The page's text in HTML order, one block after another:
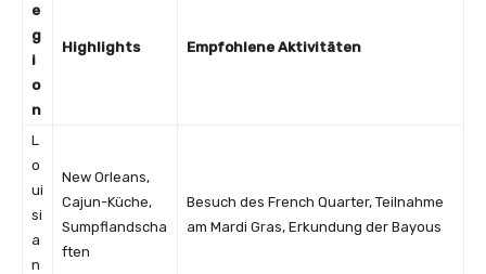
e
g
i
o
n
Highlights Empfohlene Aktivitäten
L
o
ui
si
a
n
New Orleans,
Cajun-Küche,
Sumpflandscha
ften
Besuch des French Quarter, Teilnahme
am Mardi Gras, Erkundung der Bayous